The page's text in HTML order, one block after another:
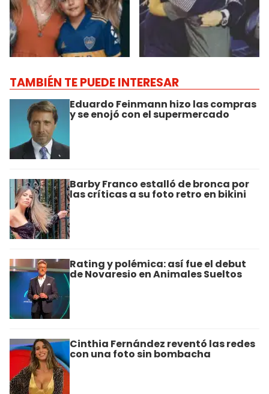
TAMBIÉN TE PUEDE INTERESAR
Eduardo Feinmann hizo las compras
y se enojó con el supermercado
Barby Franco estalló de bronca por
las críticas a su foto retro en bikini
Rating y polémica: así fue el debut
de Novaresio en Animales Sueltos
Cinthia Fernández reventó las redes
con una foto sin bombacha